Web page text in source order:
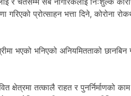
गरिएको प्रोत्साहन भत्ता दिने, कोरोना
भएको भनिएको अनियमितताको छानबिन
क्षेत्रमा तत्कालै राहत र